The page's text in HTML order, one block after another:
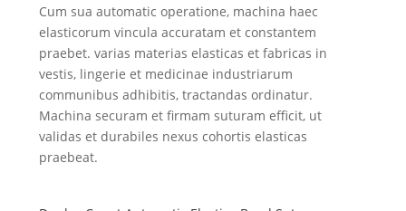
Cum sua automatic operatione, machina haec
elasticorum vincula accuratam et constantem
praebet. varias materias elasticas et fabricas in
vestis, lingerie et medicinae industriarum
communibus adhibitis, tractandas ordinatur.
Machina securam et firmam suturam efficit, ut
validas et durabiles nexus cohortis elasticas
praebeat.